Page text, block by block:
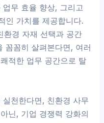
무 효율 향상, 그리고
인 가치를 제공합니다.
경 자재 선택과 공간
꼼꼼히 살펴본다면, 여러
적한 업무 공간으로 탈
천한다면, 친환경 사무
닌, 기업 경쟁력 강화의